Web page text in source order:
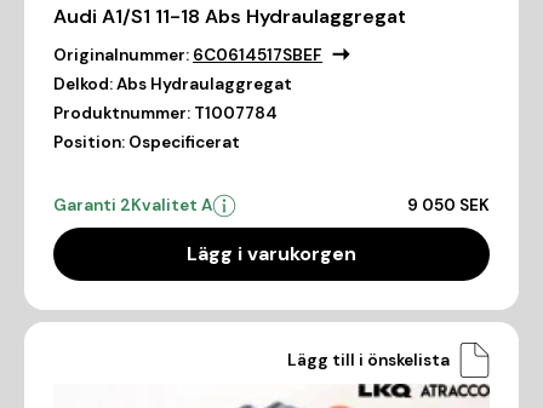
Audi A1/S1 11-18 Abs Hydraulaggregat
Originalnummer: 6C0614517SBEF
Delkod:Abs Hydraulaggregat
Produktnummer: T1007784
Position: Ospecificerat
Garanti 2Kvalitet A 9 050 SEK
Lägg i varukorgen
Lägg till i önskelista